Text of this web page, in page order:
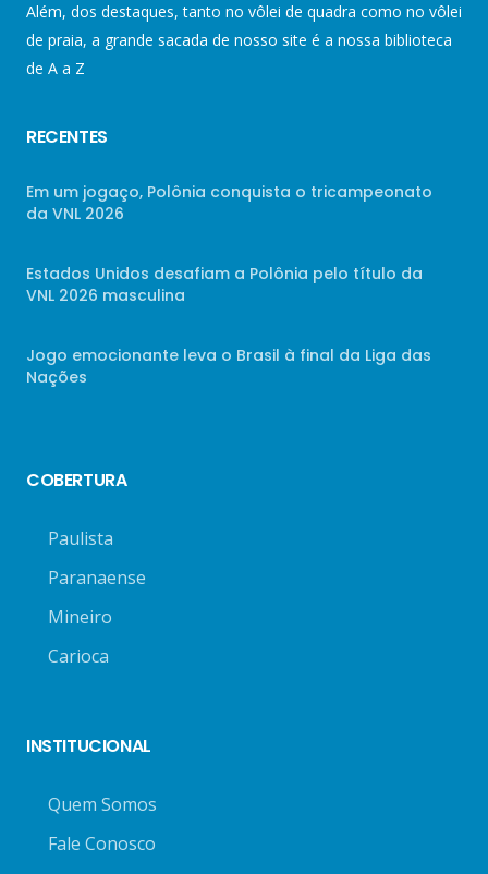
Além, dos destaques, tanto no vôlei de quadra como no vôlei
de praia, a grande sacada de nosso site é a nossa biblioteca
de A a Z
RECENTES
Em um jogaço, Polônia conquista o tricampeonato
da VNL 2026
Estados Unidos desafiam a Polônia pelo título da
VNL 2026 masculina
Jogo emocionante leva o Brasil à final da Liga das
Nações
COBERTURA
Paulista
Paranaense
Mineiro
Carioca
INSTITUCIONAL
Quem Somos
Fale Conosco